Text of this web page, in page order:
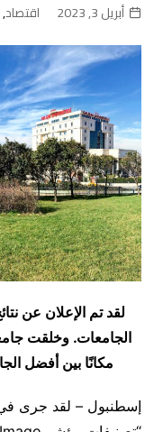
أبريل 3, 2023 اقتصاد,
مكانًا بين أفضل
إسطنبول – لقد جرى